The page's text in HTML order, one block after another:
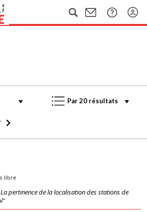
libre
La pertinence de la localisation des stations de